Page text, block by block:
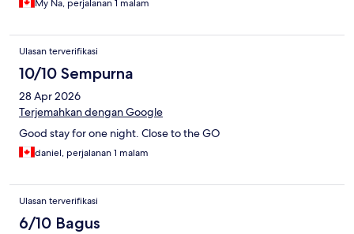
My Na, perjalanan 1 malam
Ulasan terverifikasi
10/10 Sempurna
28 Apr 2026
Terjemahkan dengan Google
Good stay for one night. Close to the GO
daniel, perjalanan 1 malam
Ulasan terverifikasi
6/10 Bagus